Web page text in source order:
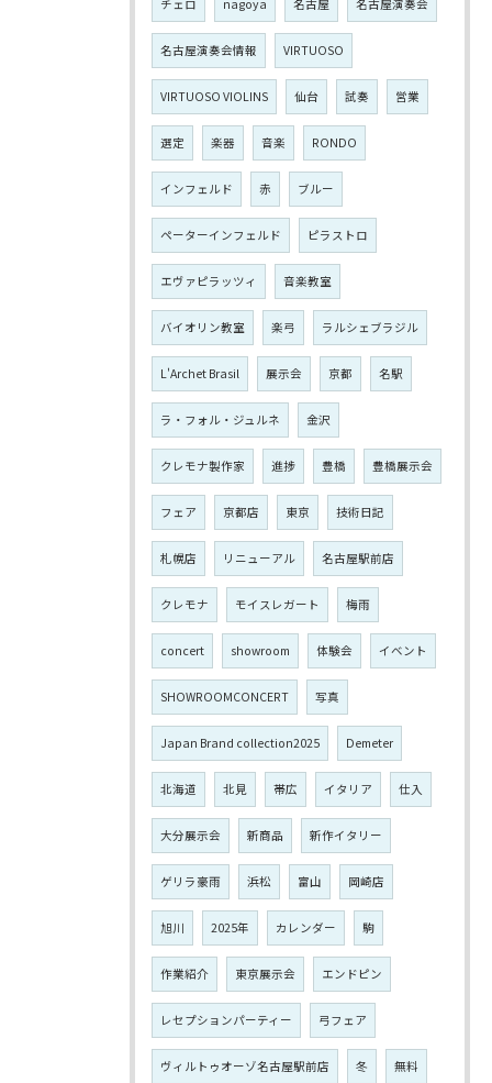
チェロ nagoya 名古屋 名古屋演奏会
名古屋演奏会情報 VIRTUOSO
VIRTUOSO VIOLINS 仙台 試奏 営業
選定 楽器 音楽 RONDO
インフェルド 赤 ブルー
ペーターインフェルド ピラストロ
エヴァピラッツィ 音楽教室
バイオリン教室 楽弓 ラルシェブラジル
L'Archet Brasil 展示会 京都 名駅
ラ・フォル・ジュルネ 金沢
クレモナ製作家 進捗 豊橋 豊橋展示会
フェア 京都店 東京 技術日記
札幌店 リニューアル 名古屋駅前店
クレモナ モイスレガート 梅雨
concert showroom 体験会 イベント
SHOWROOMCONCERT 写真
Japan Brand collection2025 Demeter
北海道 北見 帯広 イタリア 仕入
大分展示会 新商品 新作イタリー
ゲリラ豪雨 浜松 富山 岡崎店
旭川 2025年 カレンダー 駒
作業紹介 東京展示会 エンドピン
レセプションパーティー 弓フェア
ヴィルトゥオーゾ名古屋駅前店 冬 無料